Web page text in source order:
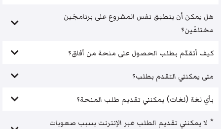
هل يمكن أن ينطبق نفس المشروع على برنامجَين
مختلفَين؟
كيف أتقدّم بطلب الحصول على منحة من آفاق؟
متى يمكنني التقدم بطلب؟
بأي لغة (لغات) يمكنني تقديم طلب المنحة؟
* لا يمكنني تقديم الطلب عبر الإنترنت بسبب صعوبات